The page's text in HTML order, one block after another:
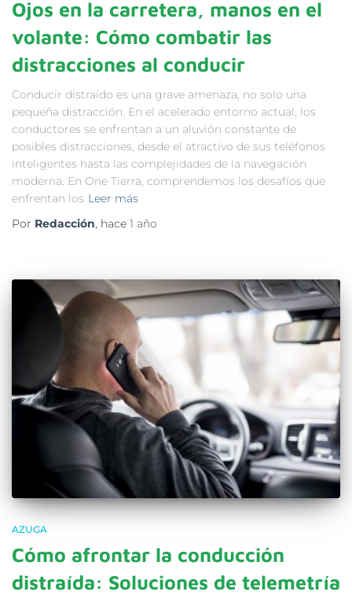
Ojos en la carretera, manos en el
volante: Cómo combatir las
distracciones al conducir
Conducir distraído es una grave amenaza, no solo una
pequeña distracción. En el acelerado entorno actual, los
conductores se enfrentan a un aluvión constante de
posibles distracciones, desde el atractivo de sus teléfonos
inteligentes hasta las complejidades de la navegación
moderna. En One Tierra, comprendemos los desafíos que
enfrentan los Leer más
Por Redacción, hace 1 año
AZUGA
Cómo afrontar la conducción
distraída: Soluciones de telemetría